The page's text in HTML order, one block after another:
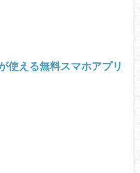
使える無料スマホアプリ